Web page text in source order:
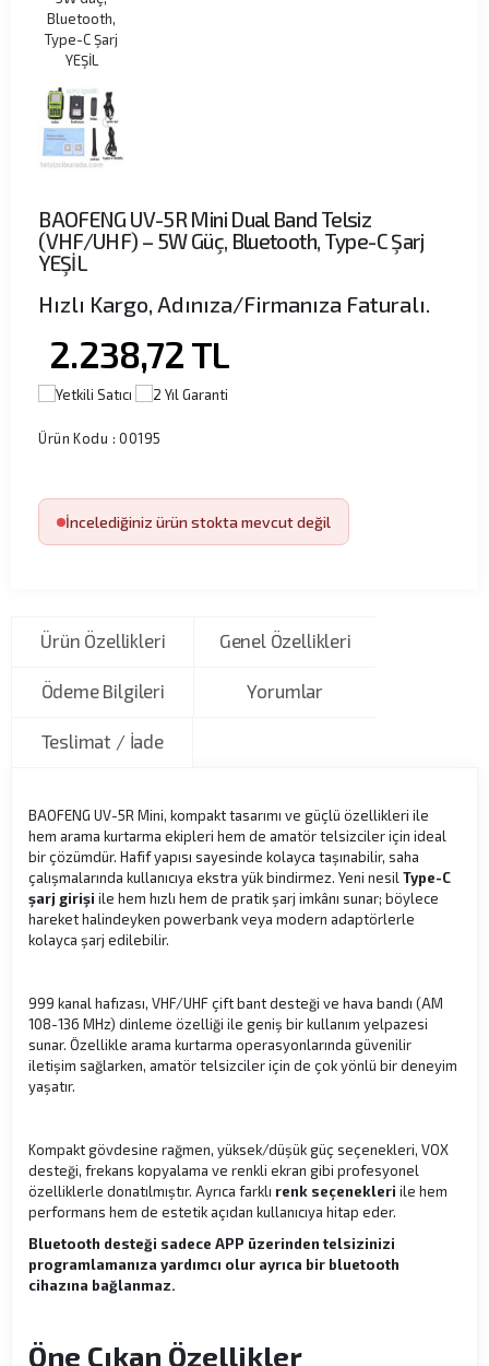
BAOFENG UV-5R Mini Dual Band Telsiz
(VHF/UHF) – 5W Güç, Bluetooth, Type-C Şarj
YEŞİL
Hızlı Kargo, Adınıza/Firmanıza Faturalı.
2.238,72 TL
Ürün Kodu : 00195
İncelediğiniz ürün stokta mevcut değil
Ürün Özellikleri Genel Özellikleri
Ödeme Bilgileri Yorumlar
Teslimat / İade
BAOFENG UV-5R Mini, kompakt tasarımı ve güçlü özellikleri ile
hem arama kurtarma ekipleri hem de amatör telsizciler için ideal
bir çözümdür. Hafif yapısı sayesinde kolayca taşınabilir, saha
çalışmalarında kullanıcıya ekstra yük bindirmez. Yeni nesilType-C
şarj girişi ile hem hızlı hem de pratik şarj imkânı sunar; böylece
hareket halindeyken powerbank veya modern adaptörlerle
kolayca şarj edilebilir.
999 kanal hafızası, VHF/UHF çift bant desteği ve hava bandı (AM
108-136 MHz) dinleme özelliği ile geniş bir kullanım yelpazesi
sunar. Özellikle arama kurtarma operasyonlarında güvenilir
iletişim sağlarken, amatör telsizciler için de çok yönlü bir deneyim
yaşatır.
Kompakt gövdesine rağmen, yüksek/düşük güç seçenekleri, VOX
desteği, frekans kopyalama ve renkli ekran gibi profesyonel
özelliklerle donatılmıştır. Ayrıca farklı renk seçenekleri ile hem
performans hem de estetik açıdan kullanıcıya hitap eder.
Bluetooth desteği sadece APP üzerinden telsizinizi
programlamanıza yardımcı olur ayrıca bir bluetooth
cihazına bağlanmaz.
Öne Çıkan Özellikler